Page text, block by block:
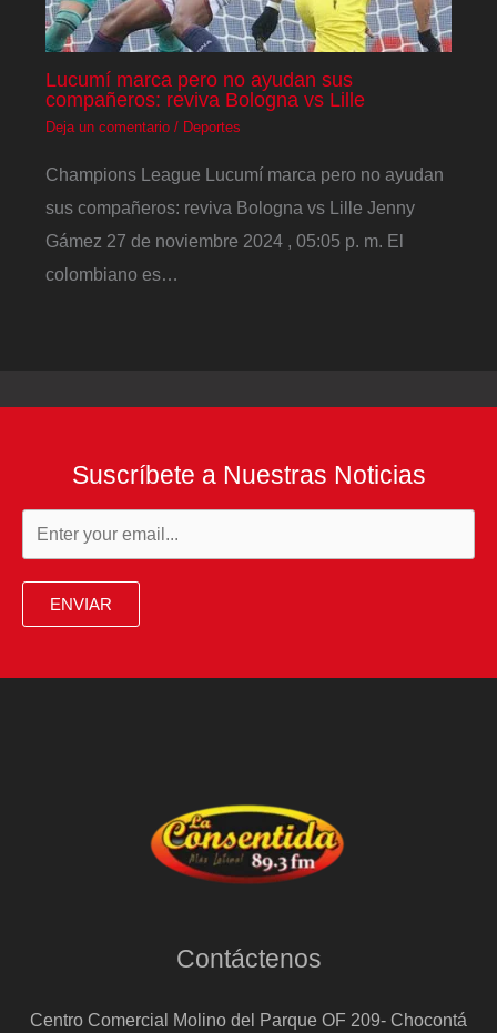
Lucumí marca pero no ayudan sus
compañeros: reviva Bologna vs Lille
Deja un comentario / Deportes
Champions League Lucumí marca pero no ayudan
sus compañeros: reviva Bologna vs Lille Jenny
Gámez 27 de noviembre 2024 , 05:05 p. m. El
colombiano es…
Suscríbete a Nuestras Noticias
ENVIAR
Contáctenos
Centro Comercial Molino del Parque OF 209- Chocontá